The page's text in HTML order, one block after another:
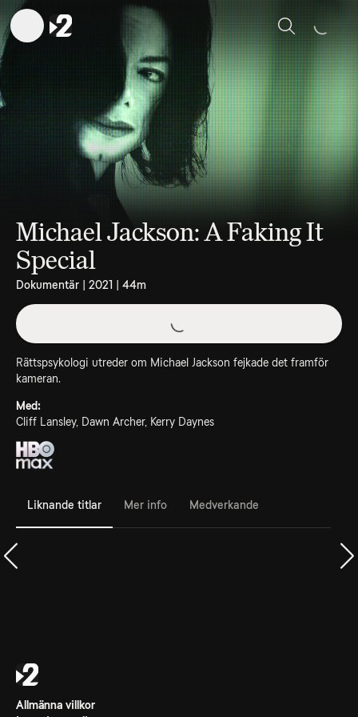
Sök
Michael Jackson: A Faking It
Special
Dokumentär | 2021 | 44m
Rättspsykologi utreder om Michael Jackson fejkade det framför
kameran.
Med:
Cliff Lansley, Dawn Archer, Kerry Daynes
Liknande titlar Mer info Medverkande
Allmänna villkor